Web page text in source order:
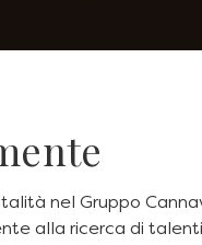
nel Gruppo
alla ricerca di